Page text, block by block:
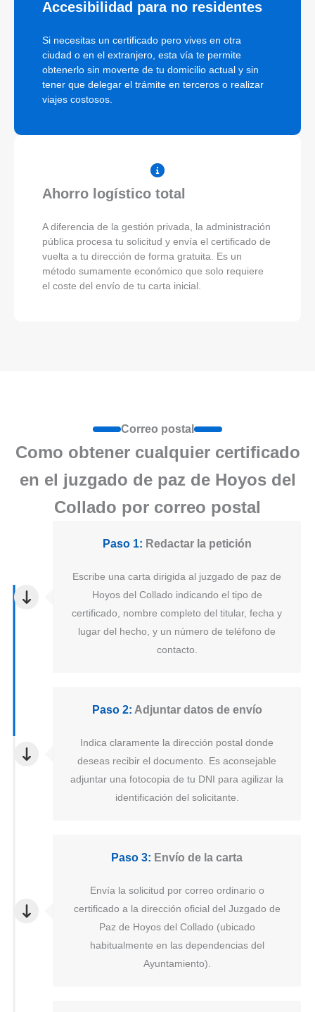
Accesibilidad para no residentes
Si necesitas un certificado pero vives en otra
ciudad o en el extranjero, esta vía te permite
obtenerlo sin moverte de tu domicilio actual y sin
tener que delegar el trámite en terceros o realizar
viajes costosos.
Ahorro logístico total
A diferencia de la gestión privada, la administración
pública procesa tu solicitud y envía el certificado de
vuelta a tu dirección de forma gratuita. Es un
método sumamente económico que solo requiere
el coste del envío de tu carta inicial.
Correo postal
Como obtener cualquier certificado
en el juzgado de paz de Hoyos del
Collado por correo postal
Paso 1: Redactar la petición
Escribe una carta dirigida al juzgado de paz de
Hoyos del Collado indicando el tipo de
certificado, nombre completo del titular, fecha y
lugar del hecho, y un número de teléfono de
contacto.
Paso 2: Adjuntar datos de envío
Indica claramente la dirección postal donde
deseas recibir el documento. Es aconsejable
adjuntar una fotocopia de tu DNI para agilizar la
identificación del solicitante.
Paso 3: Envío de la carta
Envía la solicitud por correo ordinario o
certificado a la dirección oficial del Juzgado de
Paz de Hoyos del Collado (ubicado
habitualmente en las dependencias del
Ayuntamiento).